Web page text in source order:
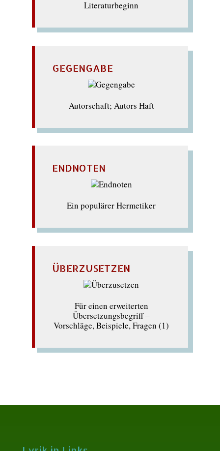
Literaturbeginn
GEGENGABE
Autorschaft; Autors Haft
ENDNOTEN
Ein populärer Hermetiker
ÜBERZUSETZEN
Für einen erweiterten
Übersetzungsbegriff –
Vorschläge, Beispiele, Fragen (1)